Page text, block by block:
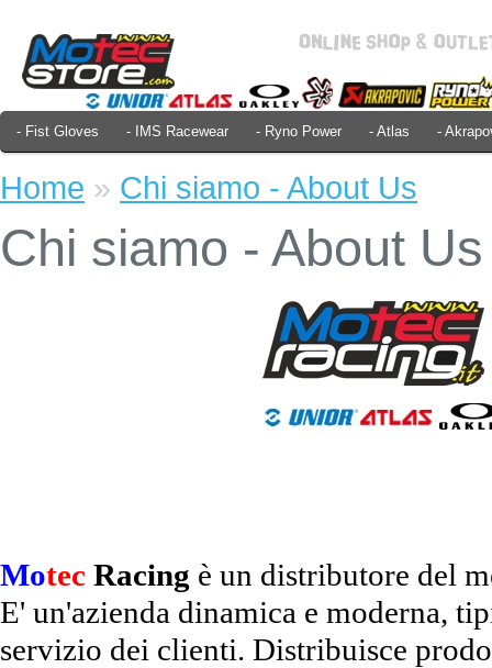
- Fist Gloves - IMS Racewear - Ryno Power - Atlas -
Home » Chi siamo - About Us
Chi siamo - About Us
Motec Racing è un distributore del
E' un'azienda dinamica e moderna,
servizio dei clienti. Distribuisce